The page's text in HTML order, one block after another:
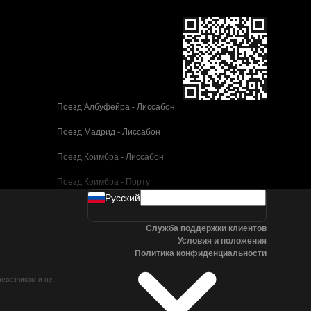
Поезд Албуфейра - Лиссабон
Поезд Мадрид - Лиссабон
Поезд Коимбра - Лиссабон
Поезд Коимбра - Порту
Поезд Валенсия - Барселона
Поезд Севилья - Барселона
Поезд Малага - Барселона
Поезд Малага - Мадрид
и не
Pусский
Служба поддержки клиентов
Условия и положения
Политика конфиденциальности